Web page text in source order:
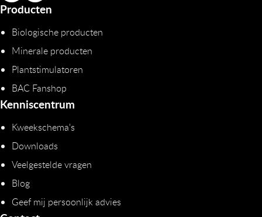
Producten
Biologische producten
Minerale producten
Plantstimulatoren
BAC Fanshop
Kenniscentrum
Kweekschema's
Downloads
Veelgestelde vragen
Blog
Geef mij persoonlijk advies